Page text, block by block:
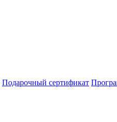
Подарочный сертификат